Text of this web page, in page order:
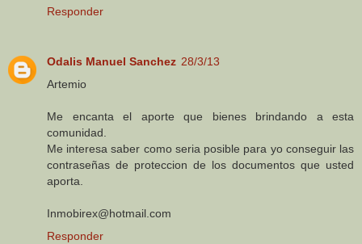
Responder
Odalis Manuel Sanchez 28/3/13
Artemio
Me encanta el aporte que bienes brindando a esta
comunidad.
Me interesa saber como seria posible para yo conseguir las
contraseñas de proteccion de los documentos que usted
aporta.
Inmobirex@hotmail.com
Responder